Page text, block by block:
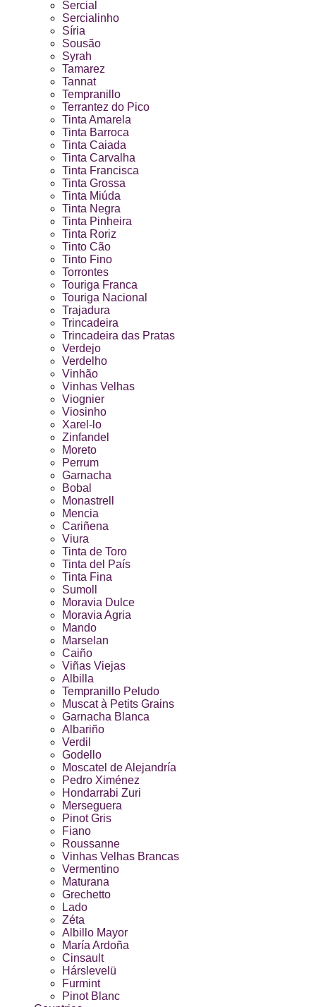
Sercial
Sercialinho
Síria
Sousão
Syrah
Tamarez
Tannat
Tempranillo
Terrantez do Pico
Tinta Amarela
Tinta Barroca
Tinta Caiada
Tinta Carvalha
Tinta Francisca
Tinta Grossa
Tinta Miúda
Tinta Negra
Tinta Pinheira
Tinta Roriz
Tinto Cão
Tinto Fino
Torrontes
Touriga Franca
Touriga Nacional
Trajadura
Trincadeira
Trincadeira das Pratas
Verdejo
Verdelho
Vinhão
Vinhas Velhas
Viognier
Viosinho
Xarel-lo
Zinfandel
Moreto
Perrum
Garnacha
Bobal
Monastrell
Mencia
Cariñena
Viura
Tinta de Toro
Tinta del País
Tinta Fina
Sumoll
Moravia Dulce
Moravia Agria
Mando
Marselan
Caiño
Viñas Viejas
Albilla
Tempranillo Peludo
Muscat à Petits Grains
Garnacha Blanca
Albariño
Verdil
Godello
Moscatel de Alejandría
Pedro Ximénez
Hondarrabi Zuri
Merseguera
Pinot Gris
Fiano
Roussanne
Vinhas Velhas Brancas
Vermentino
Maturana
Grechetto
Lado
Zéta
Albillo Mayor
María Ardoña
Cinsault
Hárslevelü
Furmint
Pinot Blanc